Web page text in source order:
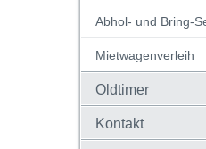
Abhol- und Bring-
Mietwagenverleih
Oldtimer
Kontakt